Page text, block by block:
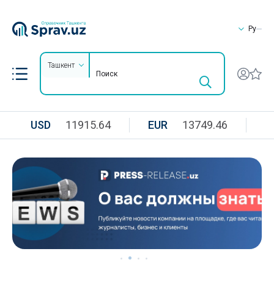
Ру
Ташкент
USD 11915.64 EUR 13749.46